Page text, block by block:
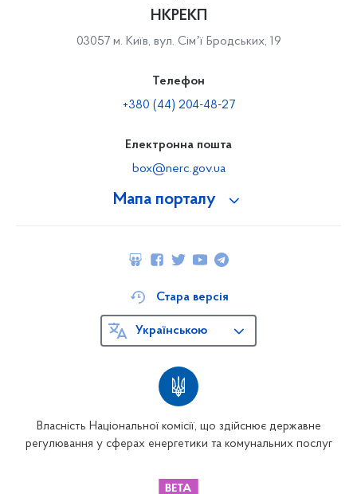
Мапа порталу
НКРЕКП
03057 м. Київ, вул. Сімʼї Бродських, 19
Телефон
+380 (44) 204-48-27
Електронна пошта
box@nerc.gov.ua
Власність Національної комісії, що здійснює державне
регулювання у сферах енергетики та комунальних послуг
Стара версія
Українською